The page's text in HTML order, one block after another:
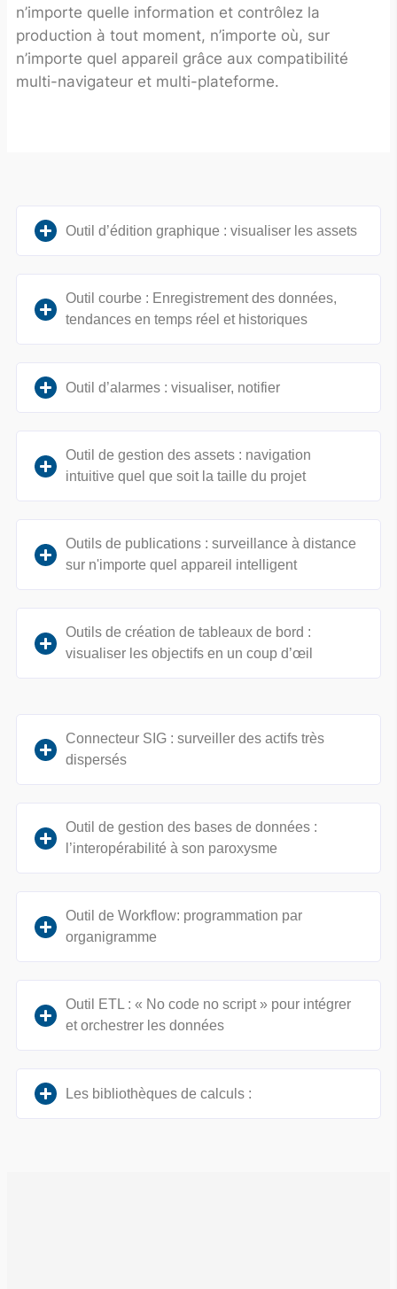
n’importe quelle information et contrôlez la
production à tout moment, n’importe où, sur
n’importe quel appareil grâce aux compatibilité
multi-navigateur et multi-plateforme.
Outil d’édition graphique : visualiser les assets
Outil courbe : Enregistrement des données,
tendances en temps réel et historiques
Outil d’alarmes : visualiser, notifier
Outil de gestion des assets : navigation
intuitive quel que soit la taille du projet
Outils de publications : surveillance à distance
sur n'importe quel appareil intelligent
Outils de création de tableaux de bord :
visualiser les objectifs en un coup d’œil
Connecteur SIG : surveiller des actifs très
dispersés
Outil de gestion des bases de données :
l’interopérabilité à son paroxysme
Outil de Workflow: programmation par
organigramme
Outil ETL : « No code no script » pour intégrer
et orchestrer les données
Les bibliothèques de calculs :